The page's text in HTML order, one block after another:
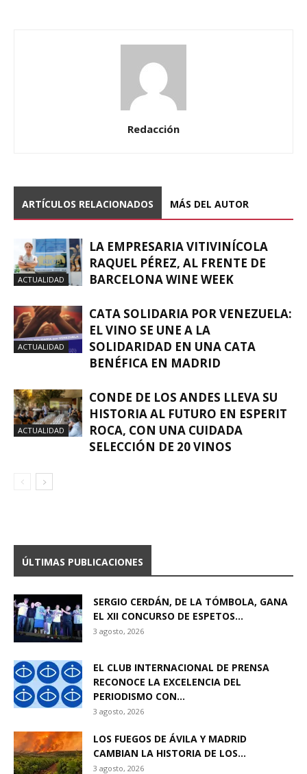
Redacción
ARTÍCULOS RELACIONADOS MÁS DEL AUTOR
ACTUALIDAD
LA EMPRESARIA VITIVINÍCOLA
RAQUEL PÉREZ, AL FRENTE DE
BARCELONA WINE WEEK
ACTUALIDAD
CATA SOLIDARIA POR VENEZUELA:
EL VINO SE UNE A LA
SOLIDARIDAD EN UNA CATA
BENÉFICA EN MADRID
ACTUALIDAD
CONDE DE LOS ANDES LLEVA SU
HISTORIA AL FUTURO EN ESPERIT
ROCA, CON UNA CUIDADA
SELECCIÓN DE 20 VINOS
ÚLTIMAS PUBLICACIONES
SERGIO CERDÁN, DE LA TÓMBOLA, GANA
EL XII CONCURSO DE ESPETOS...
3 agosto, 2026
EL CLUB INTERNACIONAL DE PRENSA
RECONOCE LA EXCELENCIA DEL
PERIODISMO CON...
3 agosto, 2026
LOS FUEGOS DE ÁVILA Y MADRID
CAMBIAN LA HISTORIA DE LOS...
3 agosto, 2026